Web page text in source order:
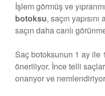
İşlem görmüş ve
botoksu, saçın
saçın daha canlı
Saç botoksunun 1 ay ile
öneriliyor. İnce telli
onarıyor ve